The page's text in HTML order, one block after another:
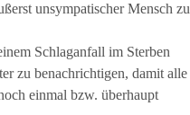
unsympatischer Mensch zu
Schlaganfall im Sterben
zu benachrichtigen, damit alle
einmal bzw. überhaupt